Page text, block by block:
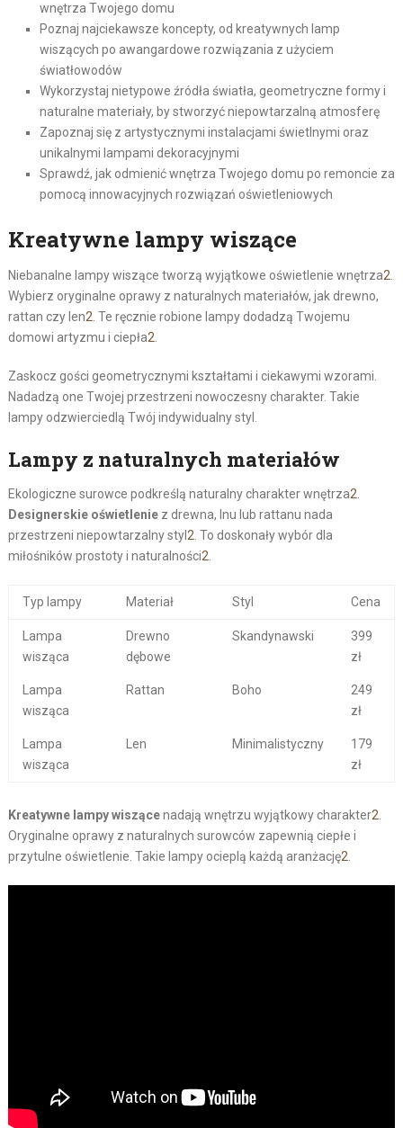
wnętrza Twojego domu
Poznaj najciekawsze koncepty, od kreatywnych lamp
wiszących po awangardowe rozwiązania z użyciem
światłowodów
Wykorzystaj nietypowe źródła światła, geometryczne formy i
naturalne materiały, by stworzyć niepowtarzalną atmosferę
Zapoznaj się z artystycznymi instalacjami świetlnymi oraz
unikalnymi lampami dekoracyjnymi
Sprawdź, jak odmienić wnętrza Twojego domu po remoncie za
pomocą innowacyjnych rozwiązań oświetleniowych
Kreatywne lampy wiszące
Niebanalne lampy wiszące tworzą wyjątkowe oświetlenie wnętrza2
Wybierz oryginalne oprawy z naturalnych materiałów, jak drewno,
rattan czy len2 . Te ręcznie robione lampy dodadzą Twojemu
domowi artyzmu i ciepła2
Zaskocz gości geometrycznymi kształtami i ciekawymi wzorami.
Nadadzą one Twojej przestrzeni nowoczesny charakter. Takie
lampy odzwierciedlą Twój indywidualny styl.
Lampy z naturalnych materiałów
Ekologiczne surowce podkreślą naturalny charakter wnętrza2
Designerskie oświetleniez drewna, lnu lub rattanu nada
przestrzeni niepowtarzalny styl 2 . To doskonały wybór dla
miłośników prostoty i naturalności2
Typ lampy Materiał Styl Cena
Lampa
wisząca
Drewno
dębowe
Skandynawski
399
zł
Lampa
wisząca
Rattan Boho
249
zł
Lampa
wisząca
Len Minimalistyczny
179
zł
Kreatywne lampy wiszącenadają wnętrzu wyjątkowy charakter2
Oryginalne oprawy z naturalnych surowców zapewnią ciepłe i
przytulne oświetlenie. Takie lampy ocieplą każdą aranżację2